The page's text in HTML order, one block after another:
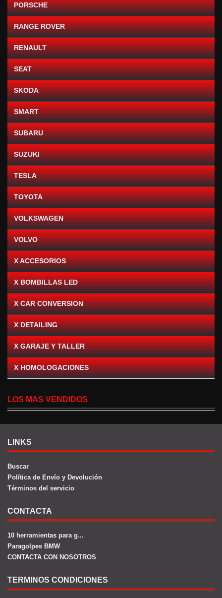
PORSCHE
RANGE ROVER
RENAULT
SEAT
SKODA
SMART
SUBARU
SUZUKI
TESLA
TOYOTA
VOLKSWAGEN
VOLVO
X ACCESORIOS
X BOMBILLAS LED
X CAR CONVERSION
X DETAILING
X GARAJE Y TALLER
X HOMOLOGACIONES
LOS MAS VENDIDOS
LINKS
Buscar
Política de Envío y Devolución
Términos del servicio
CONTACTA
10 herramientas para g...
Paragolpes BMW
CONTACTA CON NOSOTROS
TERMINOS CONDICIONES